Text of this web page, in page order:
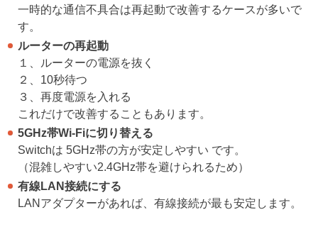
一時的な通信不具合は再起動で改善するケースが多いで
す。
ルーターの再起動
１、ルーターの電源を抜く
２、10秒待つ
３、再度電源を入れる
これだけで改善することもあります。
5GHz帯Wi-Fiに切り替える
Switchは 5GHz帯の方が安定しやすい です。
（混雑しやすい2.4GHz帯を避けられるため）
有線LAN接続にする
LANアダプターがあれば、有線接続が最も安定します。